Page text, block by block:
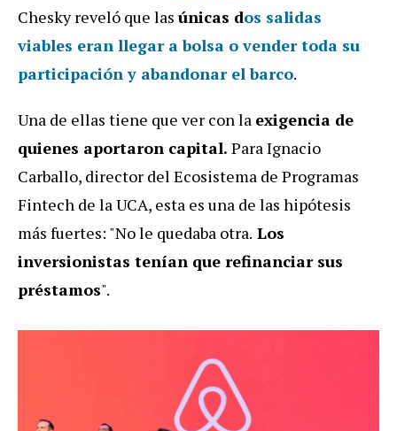
Chesky reveló que las únicas dos salidas
viables eran llegar a bolsa o vender toda su
participacióny abandonar el barco.
Una de ellas tiene que ver con la exigencia de
quienes aportaron capital. Para Ignacio
Carballo, director del Ecosistema de Programas
Fintech de la UCA, esta es una de las hipótesis
más fuertes: "No le quedaba otra. Los
inversionistas tenían que refinanciar sus
préstamos".